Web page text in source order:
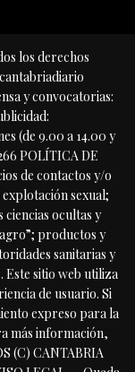
los derechos
y convocatorias:
(de 9.00 a 14.00 y
POLÍTICA DE
de contactos y/o
sexual;
ocultas y
productos y
sanitarias y
Este sitio web utiliza
de usuario. Si
expreso para la
más información,
(C) CANTABRIA